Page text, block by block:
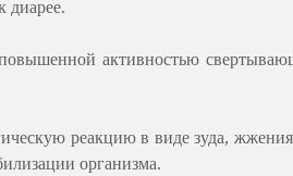
диарее.
активностью
реакцию в виде зуда,
организма.